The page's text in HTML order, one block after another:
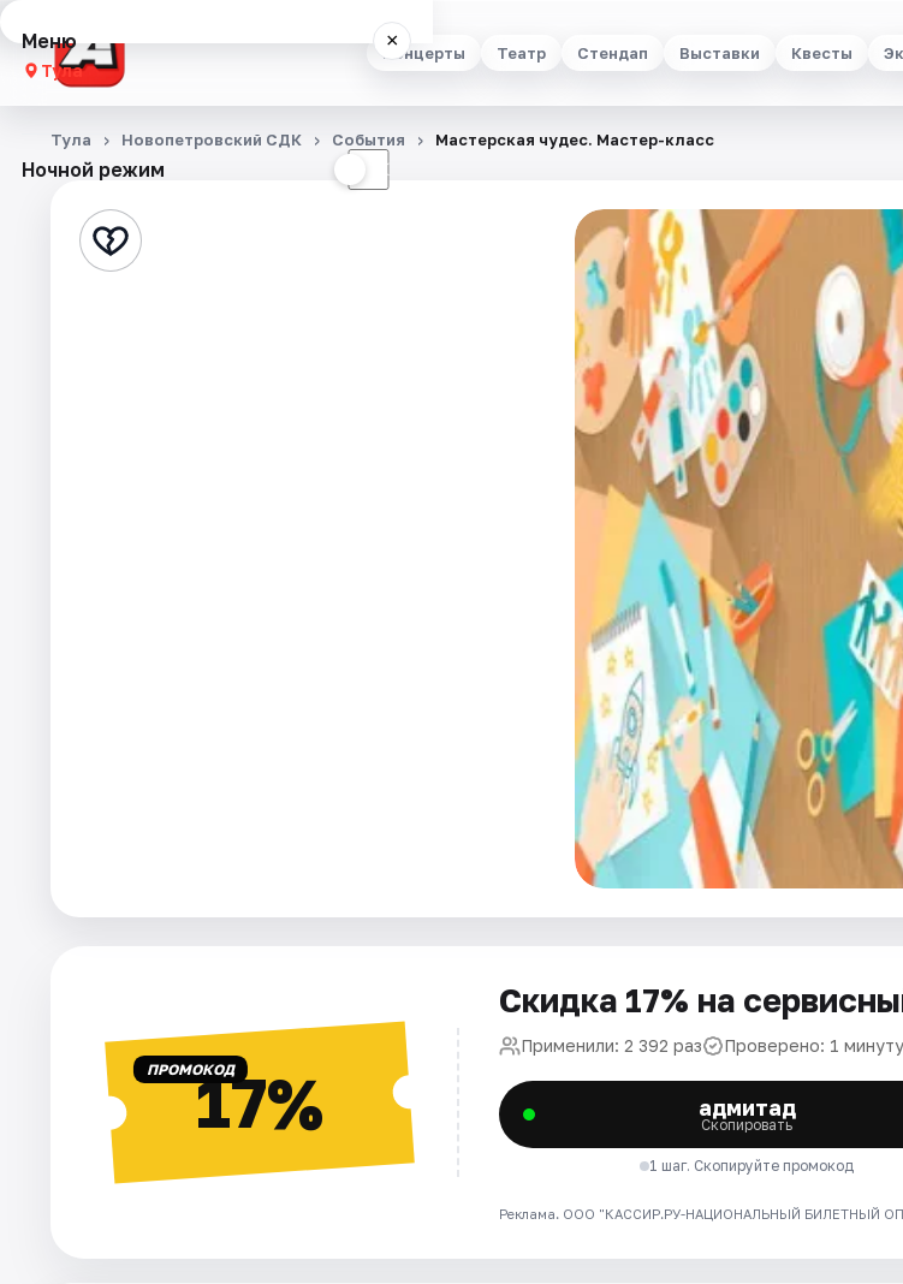
Концерты Театр Стендап Выставки Квесты
Меню ×
Тула
Концерты
Стендап
Ночной режим ☾
Тула Новопетровский СДК События Мастерская чудес. Мастер-класс
ПРОМОКОД17%
Скидка 17% на
Применили: 2 392 раз Проверено: 1
адмитад
Скопировать
1 шаг. Скопируйте промокод
Реклама. ООО "КАССИР.РУ-НАЦИОНАЛЬНЫЙ БИЛЕТНЫЙ